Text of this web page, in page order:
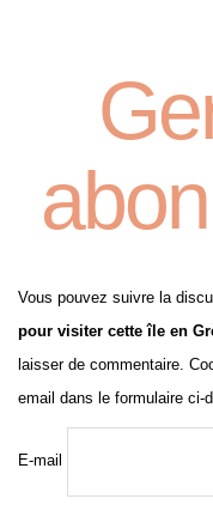
Vous pouvez suivre la
pour visiter cette île en
laisser de commentaire.
email dans le formulaire ci-
E-mail